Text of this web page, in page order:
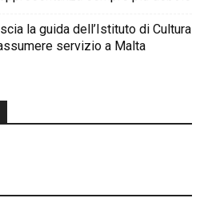
la guida dell’Istituto di Cultura
servizio a Malta